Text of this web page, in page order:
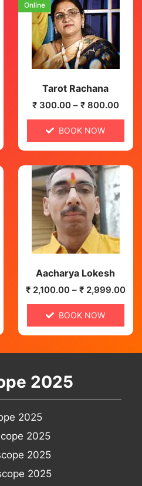
Tarot Rachana
Online
₹300.00 – ₹800.00
BOOK NOW
Aacharya Lokesh
₹2,100.00 – ₹2,999.00
BOOK NOW
2025
2025
2025
2025
2025